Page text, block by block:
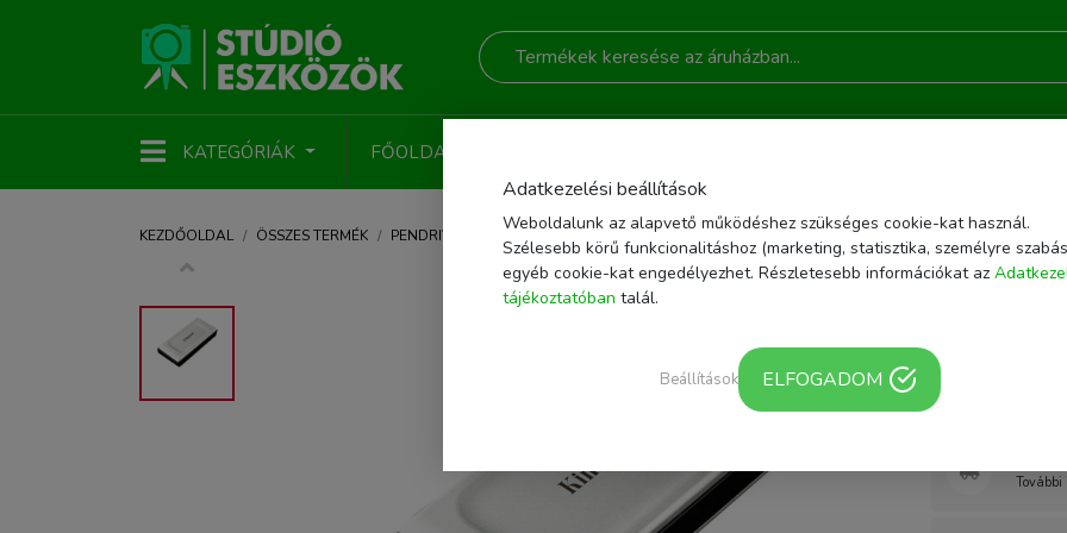
KATEGÓRIÁK FŐOLDAL
KEZDŐOLDAL ÖSSZES TERMÉK PENDRIVE KINGSTON SSD HORDOZHATÓ USB 3.2 GEN 2X2 TYPE-C 2000GB
Cikkszám:
Gen 2x2
További
Adatkezelési beállítások
Weboldalunk az alapvető működéshez szükséges cookie-kat használ.
Szélesebb körű funkcionalitáshoz (marketing, statisztika, személyre
egyéb cookie-kat engedélyezhet. Részletesebb információkat az
tájékoztatóban talál.
Beállítások ELFOGADOM